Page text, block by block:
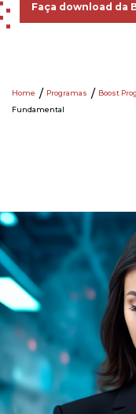
Faça download da
Home Programas Boost
Fundamental